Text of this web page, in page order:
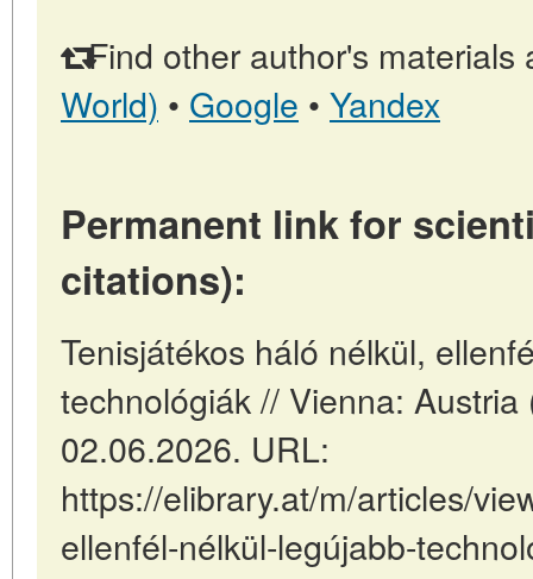
Find other author's materials
World) • Google • Yandex
Permanent link for
citations):
Tenisjátékos háló nélkül,
technológiák // Vienna:
02.06.2026. URL:
https://elibrary.at/m/articles/
ellenfél-nélkül-legújabb-